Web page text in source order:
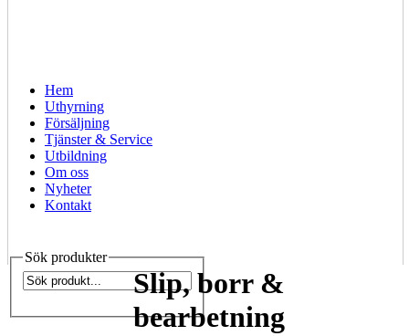
Hem
Uthyrning
Försäljning
Tjänster & Service
Utbildning
Om oss
Nyheter
Kontakt
Sök produkter
Slip, borr &
bearbetning